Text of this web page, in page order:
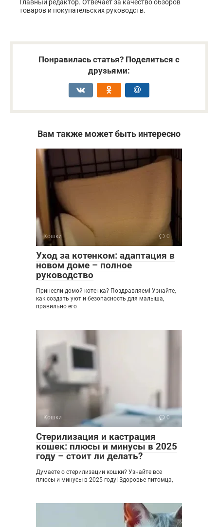
Главный редактор. Отвечает за качество обзоров
товаров и покупательских руководств.
Понравилась статья? Поделиться с
друзьями:
Вам также может быть интересно
Кошки 0
Уход за котенком: адаптация в
новом доме – полное
руководство
Принесли домой котенка? Поздравляем! Узнайте,
как создать уют и безопасность для малыша,
правильно его
Кошки 0
Стерилизация и кастрация
кошек: плюсы и минусы в 2025
году – стоит ли делать?
Думаете о стерилизации кошки? Узнайте все
плюсы и минусы в 2025 году! Здоровье питомца,